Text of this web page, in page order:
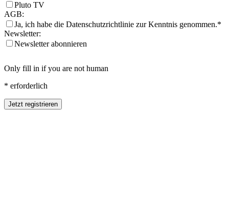
Pluto TV
AGB:
Ja, ich habe die Datenschutzrichtlinie zur Kenntnis genommen.*
Newsletter:
Newsletter abonnieren
Only fill in if you are not human
* erforderlich